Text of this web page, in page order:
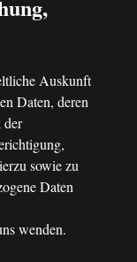
Auskunft
Daten, deren
der
sowie zu
Daten
wenden.